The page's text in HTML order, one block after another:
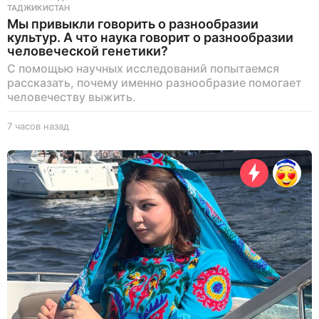
ТАДЖИКИСТАН
Мы привыкли говорить о разнообразии
культур. А что наука говорит о разнообразии
человеческой генетики?
С помощью научных исследований попытаемся
рассказать, почему именно разнообразие помогает
человечеству выжить.
7 часов назад
а
с
в
н
а
з
а
д